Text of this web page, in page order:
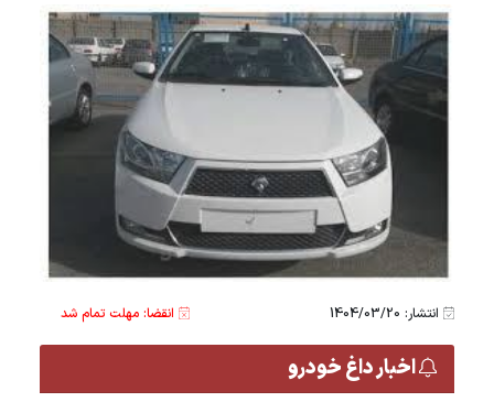
انتشار: 1404/03/20 انقضا: مهلت تمام شد
اخبار داغ خودرو